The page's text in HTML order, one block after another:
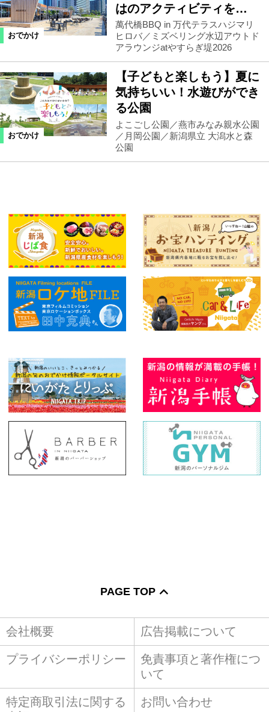
おでかけ
はのアクティビティを…
萬代橋BBQ in 万代テラスハジマリ
ヒロバ／ミズベリング水辺アウトド
アラウンジatやすらぎ堤2026
おでかけ
【子どもと楽しもう】夏に
気持ちいい！水遊びができ
る公園
よこごし公園／燕市みなみ親水公園
／月岡公園／新潟県立 大潟水と森
公園
PAGE TOP
会社概要 広告掲載について
プライバシーポリシー
免責事項と著作権につ
いて
特定商取引法に関する
お問い合わせ